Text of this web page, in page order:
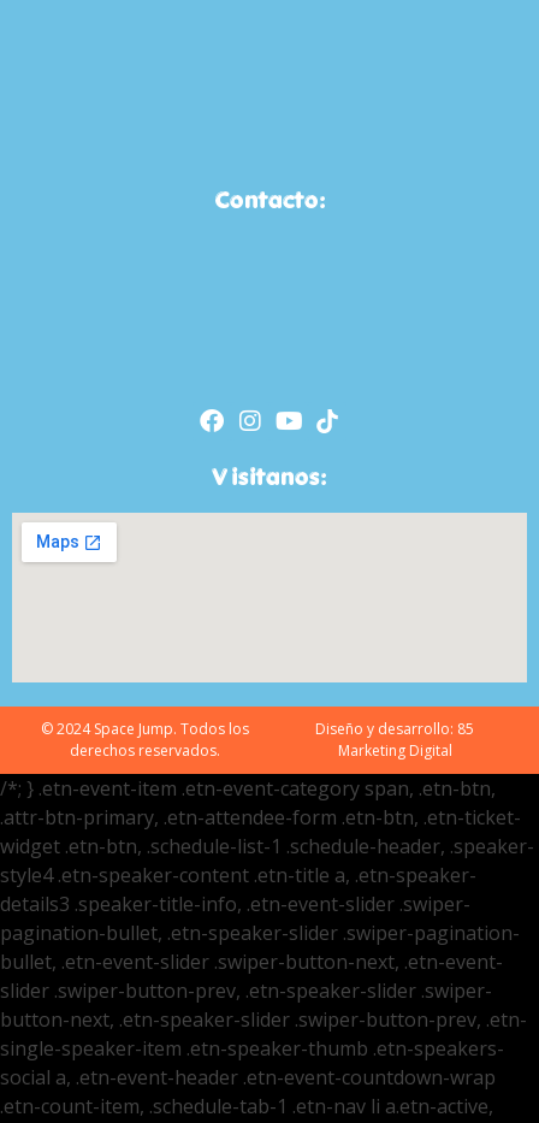
Contacto:
Visitanos:
© 2024 Space Jump. Todos los
derechos reservados.
Diseño y desarrollo: 85
Marketing Digital
/*; } .etn-event-item .etn-event-category span, .etn-btn,
.attr-btn-primary, .etn-attendee-form .etn-btn, .etn-ticket-
widget .etn-btn, .schedule-list-1 .schedule-header, .speaker-
style4 .etn-speaker-content .etn-title a, .etn-speaker-
details3 .speaker-title-info, .etn-event-slider .swiper-
pagination-bullet, .etn-speaker-slider .swiper-pagination-
bullet, .etn-event-slider .swiper-button-next, .etn-event-
slider .swiper-button-prev, .etn-speaker-slider .swiper-
button-next, .etn-speaker-slider .swiper-button-prev, .etn-
single-speaker-item .etn-speaker-thumb .etn-speakers-
social a, .etn-event-header .etn-event-countdown-wrap
.etn-count-item, .schedule-tab-1 .etn-nav li a.etn-active,